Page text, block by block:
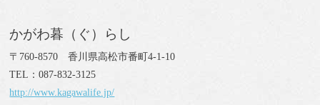
かがわ暮（ぐ）らし
〒760-8570 香川県高松市番町4-1-10
TEL：087-832-3125
http://www.kagawalife.jp/